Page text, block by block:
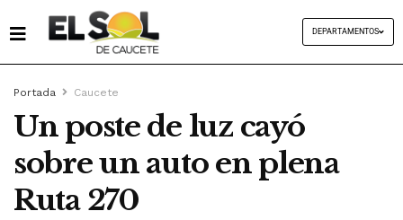
DEPARTAMENTOS
Portada Caucete
Un poste de luz cayó
sobre un auto en plena
Ruta 270